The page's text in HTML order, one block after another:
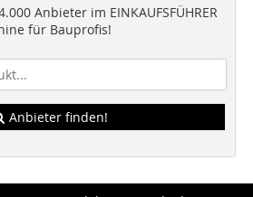
Anbieter im EINKAUFSFÜHRER
für Bauprofis!
Anbieter finden!